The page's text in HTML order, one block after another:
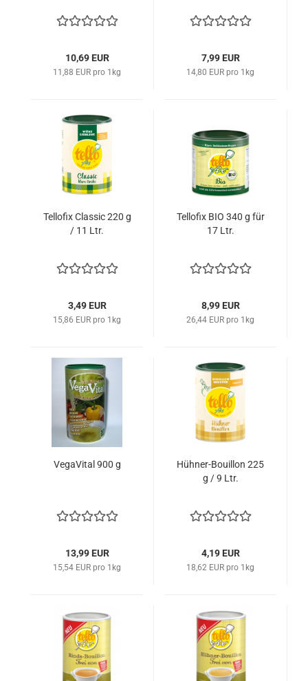
10,69 EUR
11,88 EUR pro 1kg
7,99 EUR
14,80 EUR pro 1kg
Tellofix Classic 220 g
/ 11 Ltr.
3,49 EUR
15,86 EUR pro 1kg
Tellofix BIO 340 g für
17 Ltr.
8,99 EUR
26,44 EUR pro 1kg
VegaVital 900 g
13,99 EUR
15,54 EUR pro 1kg
Hühner-Bouillon 225
g / 9 Ltr.
4,19 EUR
18,62 EUR pro 1kg